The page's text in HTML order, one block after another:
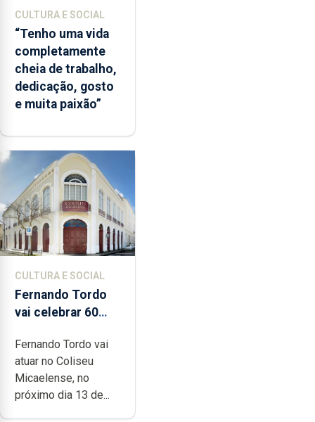
CULTURA E SOCIAL
“Tenho uma vida
completamente
cheia de trabalho,
dedicação, gosto
e muita paixão”
CULTURA E SOCIAL
Fernando Tordo
vai celebrar 60
no Coliseu
Micaelense
Fernando Tordo vai
atuar no Coliseu
Micaelense, no
próximo dia 13 de...